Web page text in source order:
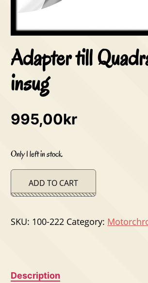
Adapter till
insug
995,00kr
Only 1 left in stock
ADD TO CART
SKU: 100-222 Category:
Description